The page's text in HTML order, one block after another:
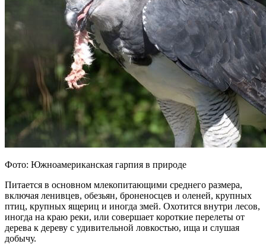
Фото: Южноамериканская гарпия в природе
Питается в основном млекопитающими среднего размера,
включая ленивцев, обезьян, броненосцев и оленей, крупных
птиц, крупных ящериц и иногда змей. Охотится внутри лесов,
иногда на краю реки, или совершает короткие перелеты от
дерева к дереву с удивительной ловкостью, ища и слушая
добычу.